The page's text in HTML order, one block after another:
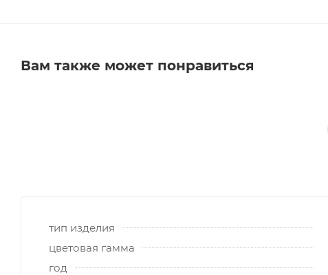
Вам также может понравиться
тип изделия
цветовая гамма
год